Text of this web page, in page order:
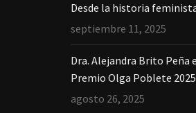
Desde la historia
septiembre 11, 2025
Dra. Alejandra Brito Peña
Premio Olga Poblete 2025
agosto 26, 2025